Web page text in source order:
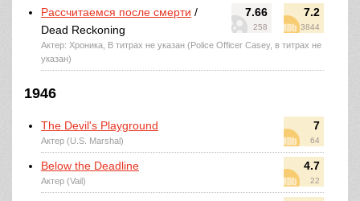
7.66
258
7.2
3844
Рассчитаемся после смерти /
Dead Reckoning
Актер: Хроника, В титрах не указан (Police Officer Casey, в титрах не
указан)
1946
7
64
The Devil's Playground
Актер (U.S. Marshal)
4.7
22
Below the Deadline
Актер (Vail)